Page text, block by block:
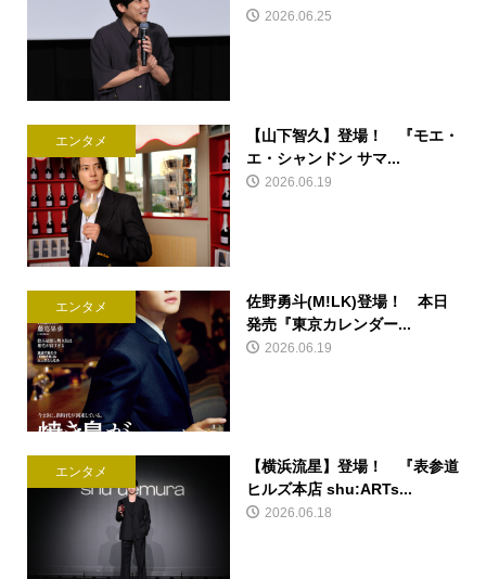
2026.06.25
エンタメ
【山下智久】登場！ 『モエ・
エ・シャンドン サマ...
2026.06.19
エンタメ
佐野勇斗(M!LK)登場！ 本日
発売『東京カレンダー...
2026.06.19
エンタメ
【横浜流星】登場！ 『表参道
ヒルズ本店 shu:ARTs...
2026.06.18